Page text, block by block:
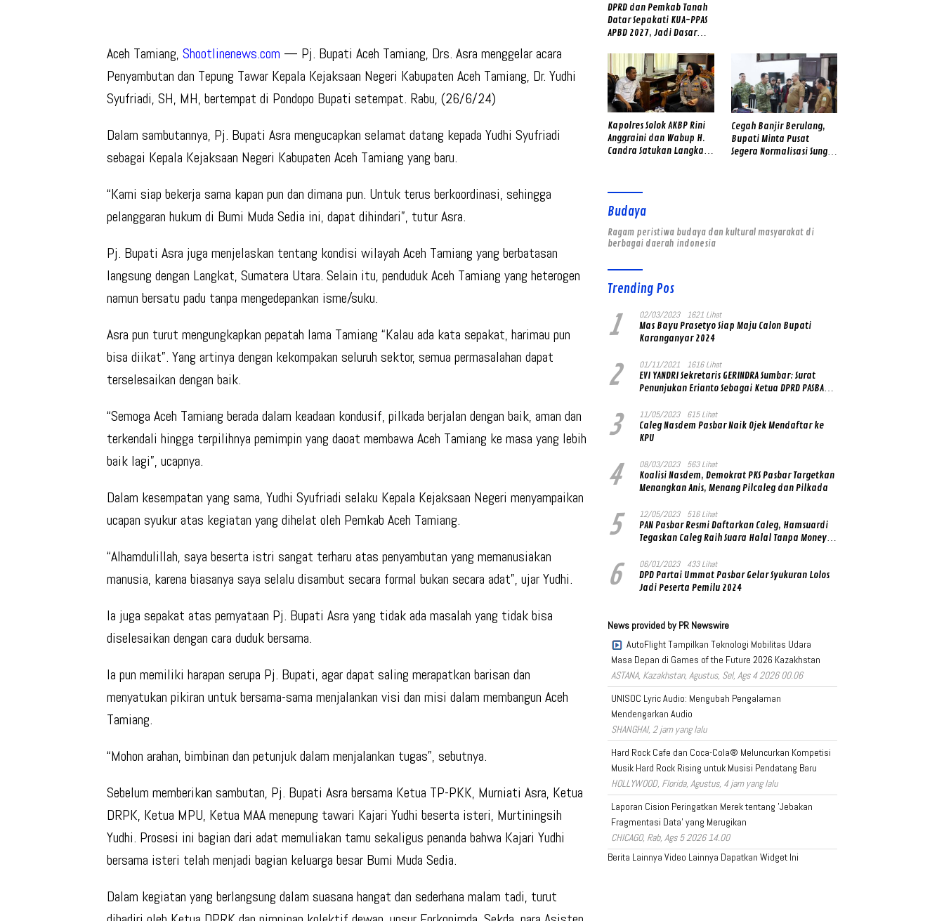
Aceh Tamiang, Shootlinenews.com — Pj. Bupati Aceh Tamiang, Drs. Asra menggelar acara
Penyambutan dan Tepung Tawar Kepala Kejaksaan Negeri Kabupaten Aceh Tamiang, Dr. Yudhi
Syufriadi, SH, MH, bertempat di Pondopo Bupati setempat. Rabu, (26/6/24)
Dalam sambutannya, Pj. Bupati Asra mengucapkan selamat datang kepada Yudhi Syufriadi
sebagai Kepala Kejaksaan Negeri Kabupaten Aceh Tamiang yang baru.
“Kami siap bekerja sama kapan pun dan dimana pun. Untuk terus berkoordinasi, sehingga
pelanggaran hukum di Bumi Muda Sedia ini, dapat dihindari”, tutur Asra.
Pj. Bupati Asra juga menjelaskan tentang kondisi wilayah Aceh Tamiang yang berbatasan
langsung dengan Langkat, Sumatera Utara. Selain itu, penduduk Aceh Tamiang yang heterogen
namun bersatu padu tanpa mengedepankan isme/suku.
Asra pun turut mengungkapkan pepatah lama Tamiang “Kalau ada kata sepakat, harimau pun
bisa diikat”. Yang artinya dengan kekompakan seluruh sektor, semua permasalahan dapat
terselesaikan dengan baik.
“Semoga Aceh Tamiang berada dalam keadaan kondusif, pilkada berjalan dengan baik, aman dan
terkendali hingga terpilihnya pemimpin yang daoat membawa Aceh Tamiang ke masa yang lebih
baik lagi”, ucapnya.
Dalam kesempatan yang sama, Yudhi Syufriadi selaku Kepala Kejaksaan Negeri menyampaikan
ucapan syukur atas kegiatan yang dihelat oleh Pemkab Aceh Tamiang.
“Alhamdulillah, saya beserta istri sangat terharu atas penyambutan yang memanusiakan
manusia, karena biasanya saya selalu disambut secara formal bukan secara adat”, ujar Yudhi.
Ia juga sepakat atas pernyataan Pj. Bupati Asra yang tidak ada masalah yang tidak bisa
diselesaikan dengan cara duduk bersama.
Ia pun memiliki harapan serupa Pj. Bupati, agar dapat saling merapatkan barisan dan
menyatukan pikiran untuk bersama-sama menjalankan visi dan misi dalam membangun Aceh
Tamiang.
“Mohon arahan, bimbinan dan petunjuk dalam menjalankan tugas”, sebutnya.
Sebelum memberikan sambutan, Pj. Bupati Asra bersama Ketua TP-PKK, Murniati Asra, Ketua
DRPK, Ketua MPU, Ketua MAA menepung tawari Kajari Yudhi beserta isteri, Murtiningsih
Yudhi. Prosesi ini bagian dari adat memuliakan tamu sekaligus penanda bahwa Kajari Yudhi
bersama isteri telah menjadi bagian keluarga besar Bumi Muda Sedia.
Dalam kegiatan yang berlangsung dalam suasana hangat dan sederhana malam tadi, turut
DPRD dan Pemkab Tanah
Datar Sepakati KUA-PPAS
APBD 2027, Jadi Dasar
Kapolres Solok AKBP Rini
Anggraini dan Wabup H.
Candra Satukan Langkah,
di Kabupaten Solok
Cegah Banjir Berulang,
Bupati Minta Pusat
Segera Normalisasi Sungai
Budaya
Ragam peristiwa budaya dan kultural masyarakat di
berbagai daerah indonesia
Trending Pos
1 02/03/2023 1621 Lihat
Mas Bayu Prasetyo Siap Maju Calon Bupati
Karanganyar 2024
2 01/11/2021 1616 Lihat
EVI YANDRI Sekretaris GERINDRA Sumbar: Surat
Penunjukan Erianto Sebagai Ketua DPRD PASBAR
Prabowo Subianto
3 11/05/2023 615 Lihat
Caleg Nasdem Pasbar Naik Ojek Mendaftar ke
KPU
4 08/03/2023 563 Lihat
Koalisi Nasdem, Demokrat PKS Pasbar Targetkan
Menangkan Anis, Menang Pilcaleg dan Pilkada
5 12/05/2023 516 Lihat
PAN Pasbar Resmi Daftarkan Caleg, Hamsuardi
Tegaskan Caleg Raih Suara Halal Tanpa Money
6 06/01/2023 433 Lihat
DPD Partai Ummat Pasbar Gelar Syukuran Lolos
Jadi Peserta Pemilu 2024
News provided by PR Newswire
AutoFlight Tampilkan Teknologi Mobilitas Udara
Masa Depan di Games of the Future 2026 Kazakhstan
ASTANA, Kazakhstan, Agustus, Sel, Ags 4 2026 00.06
UNISOC Lyric Audio: Mengubah Pengalaman
Mendengarkan Audio
SHANGHAI, 2 jam yang lalu
Hard Rock Cafe dan Coca-Cola® Meluncurkan Kompetisi
Musik Hard Rock Rising untuk Musisi Pendatang Baru
HOLLYWOOD, Florida, Agustus, 4 jam yang lalu
Laporan Cision Peringatkan Merek tentang 'Jebakan
Fragmentasi Data' yang Merugikan
CHICAGO, Rab, Ags 5 2026 14.00
Berita Lainnya Video Lainnya Dapatkan Widget Ini